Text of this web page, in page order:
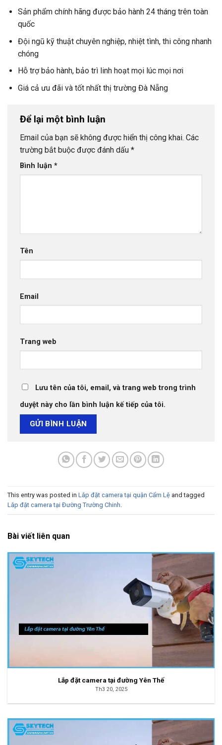
Sản phẩm chính hãng được bảo hành 24 tháng trên toàn
quốc
Đội ngũ kỹ thuật chuyên nghiệp, nhiệt tình, thi công nhanh
chóng
Hỗ trợ bảo hành, bảo trì linh hoạt mọi lúc mọi nơi
Giá cả ưu đãi và tốt nhất thị trường Đà Nẵng
Để lại một bình luận
Email của bạn sẽ không được hiển thị công khai. Các
trường bắt buộc được đánh dấu *
Bình luận *
Tên
Email
Trang web
Lưu tên của tôi, email, và trang web trong trình
duyệt này cho lần bình luận kế tiếp của tôi.
This entry was posted in Lắp đặt camera tại quận Cẩm Lệ and tagged
Lắp đặt camera tại Đường Trường Chinh
Bài viết liên quan
Lắp đặt camera tại đường Yên Thế
Th3 20, 2025